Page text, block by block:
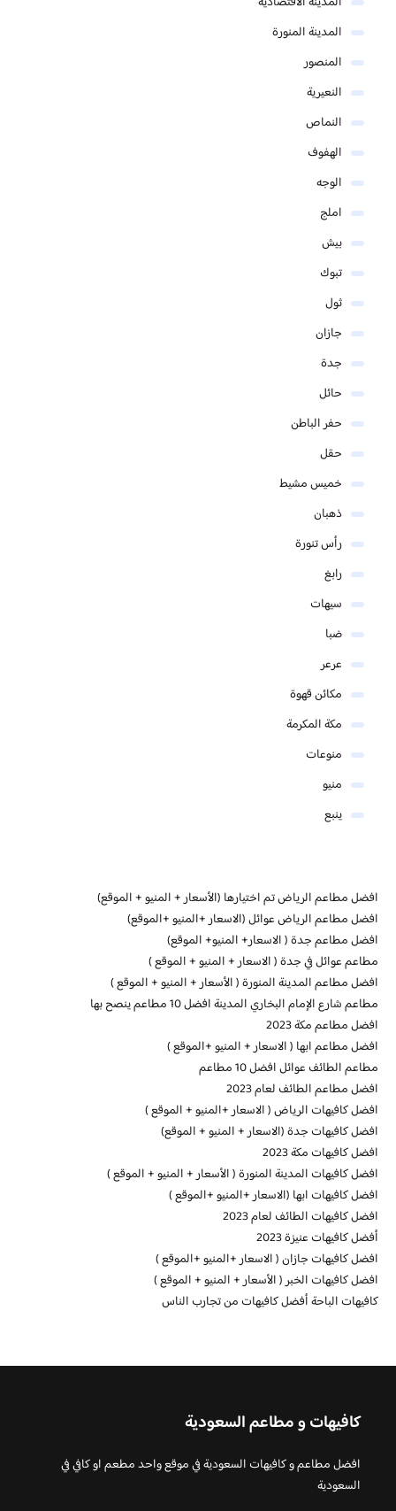
المدينة المنورة
المنصور
النعيرية
النماص
الهفوف
الوجه
املج
بيش
تبوك
ثول
جازان
جدة
حائل
حفر الباطن
حقل
خميس مشيط
ذهبان
رأس تنورة
رابغ
سيهات
ضبا
عرعر
مكائن قهوة
مكة المكرمة
منوعات
منيو
ينبع
افضل مطاعم الرياض تم اختيارها (الأسعار + المنيو + الموقع)
افضل مطاعم الرياض عوائل (الاسعار +المنيو +الموقع)
افضل مطاعم جدة ( الاسعار+ المنيو+ الموقع)
مطاعم عوائل في جدة ( الاسعار + المنيو + الموقع )
افضل مطاعم المدينة المنورة ( الأسعار + المنيو + الموقع )
مطاعم شارع الإمام البخاري المدينة افضل 10 مطاعم ينصح بها
افضل مطاعم مكة 2023
افضل مطاعم ابها ( الاسعار + المنيو +الموقع )
مطاعم الطائف عوائل افضل 10 مطاعم
افضل مطاعم الطائف لعام 2023
افضل كافيهات الرياض ( الاسعار +المنيو + الموقع )
افضل كافيهات جدة (الاسعار + المنيو + الموقع)
افضل كافيهات مكة 2023
افضل كافيهات المدينة المنورة ( الأسعار + المنيو + الموقع )
افضل كافيهات ابها (الاسعار +المنيو +الموقع )
افضل كافيهات الطائف لعام 2023
أفضل كافيهات عنيزة 2023
افضل كافيهات جازان ( الاسعار +المنيو +الموقع )
افضل كافيهات الخبر ( الأسعار + المنيو + الموقع )
كافيهات الباحة أفضل كافيهات من تجارب الناس
كافيهات و مطاعم السعودية
افضل مطاعم و كافيهات السعودية في موقع واحد مطعم او كافي في
السعودية